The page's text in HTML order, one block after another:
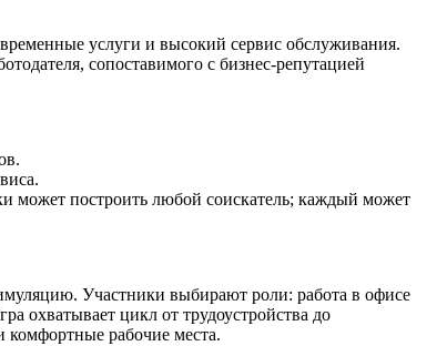
услуги и высокий сервис обслуживания.
сопоставимого с бизнес-репутацией
может построить любой соискатель; каждый может
Участники выбирают роли: работа в офисе
охватывает цикл от трудоустройства до
комфортные рабочие места.